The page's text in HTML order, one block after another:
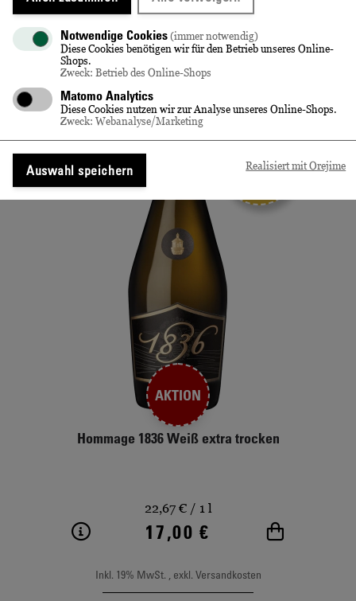
Notwendige Cookies (immer notwendig)
Diese Cookies benötigen wir für den Betrieb unseres Online-
Shops.
Zweck: Betrieb des Online-Shops
Matomo Analytics
Diese Cookies nutzen wir zur Analyse unseres Online-Shops.
Zweck: Webanalyse/Marketing
Auswahl speichern Realisiert mit Orejime
Artikel
könnten
eventuell
auch
gefallen!
mit
3
Pfeiltasten
zum
navigieren
benutzen
1
von
AKTION
Deutscher
Hommage 1836 Weiß extra trocken
Weitere Informationen
17,00 € In den
Inkl. 19% MwSt. exkl. Versandkosten
22,67 €/ 1 l